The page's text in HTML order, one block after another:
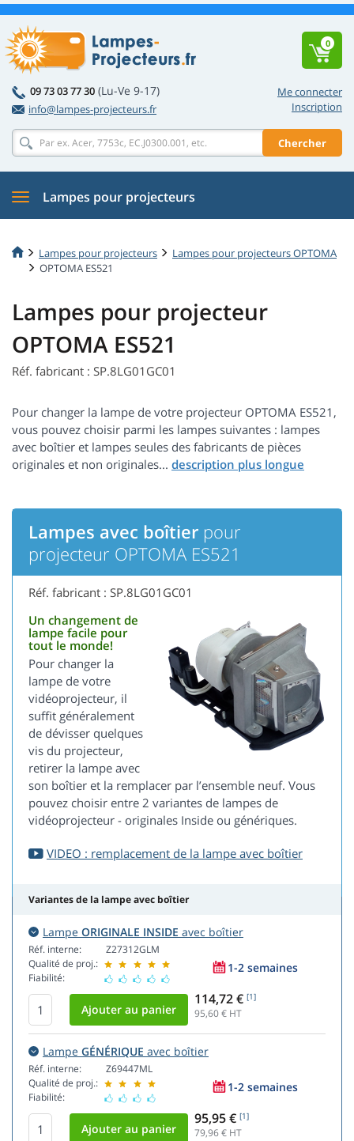
Me connecter
Inscription
09 73 03 77 30 (Lu-Ve 9-17)
info@lampes-projecteurs.fr
Chercher
0
Lampes pour projecteurs
Lampes pour projecteurs
Lampes pour projecteurs OPTOMA
OPTOMA ES521
Lampes pour projecteur
OPTOMA ES521
Réf. fabricant : SP.8LG01GC01
Pour changer la lampe de votre projecteur OPTOMA ES521,
vous pouvez choisir parmi les lampes suivantes : lampes
avec boîtier et lampes seules des fabricants de pièces
originales et non originales...
Lampes avec boîtier pour
projecteur OPTOMA ES521
Réf. fabricant : SP.8LG01GC01
Un changement de
lampe facile pour
tout le monde!
Pour changer la
lampe de votre
vidéoprojecteur, il
suffit généralement
de dévisser quelques
vis du projecteur,
retirer la lampe avec
son boîtier et la remplacer par l’ensemble neuf. Vous
pouvez choisir entre 2 variantes de lampes de
vidéoprojecteur - originales Inside ou génériques.
VIDEO : remplacement de la lampe avec boîtier
Variantes de la lampe avec boîtier
Lampe ORIGINALE INSIDE avec boîtier
Réf. interne:
Qualité de proj.:
Fiabilité:
Z27312GLM
1-2 semaines
114,72 € [1]
95,60€ HT
Lampe GÉNÉRIQUE avec boîtier
Réf. interne:
Qualité de proj.:
Fiabilité:
Z69447ML
1-2 semaines
95,95 € [1]
79,96€ HT